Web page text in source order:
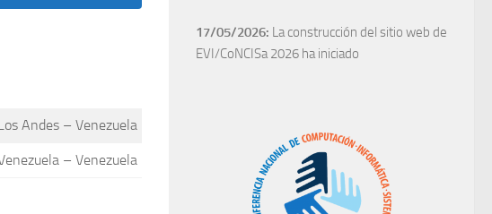
Andes – Venezuela
– Venezuela
17/05/2026: La construcción del sitio web de
EVI/CoNCISa 2026 ha iniciado